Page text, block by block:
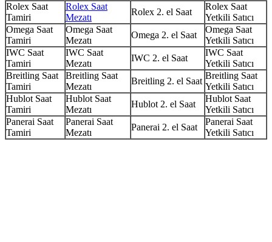
Rolex Saat
Tamiri
Rolex Saat
Mezatı
Rolex 2. el Saat
Rolex Saat
Yetkili Satıcı
Omega Saat
Tamiri
Omega Saat
Mezatı
Omega 2. el Saat
Omega Saat
Yetkili Satıcı
IWC Saat
Tamiri
IWC Saat
Mezatı
IWC 2. el Saat
IWC Saat
Yetkili Satıcı
Breitling Saat
Tamiri
Breitling Saat
Mezatı
Breitling 2. el Saat
Breitling Saat
Yetkili Satıcı
Hublot Saat
Tamiri
Hublot Saat
Mezatı
Hublot 2. el Saat
Hublot Saat
Yetkili Satıcı
Panerai Saat
Tamiri
Panerai Saat
Mezatı
Panerai 2. el Saat
Panerai Saat
Yetkili Satıcı